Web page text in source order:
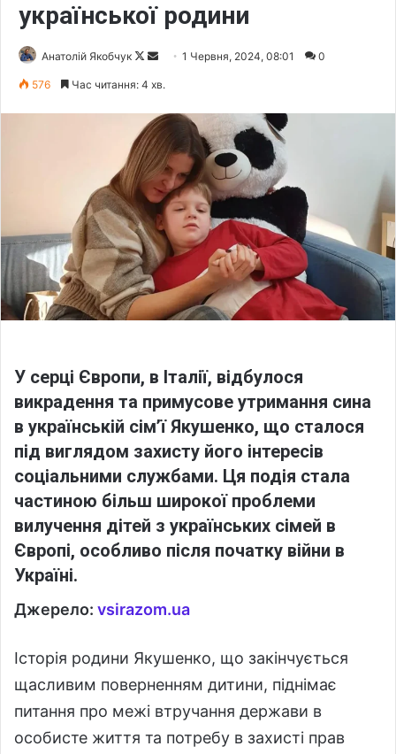
української родини
Анатолій Якобчук
F
l
o
w
o
n
X
d
a
n
e
m
a
i
l
1 Червня, 2024, 08:01 0
576 Час читання: 4 хв.
У серці Європи, в Італії, відбулося
викрадення та примусове утримання сина
в українській сім’ї Якушенко, що сталося
під виглядом захисту його інтересів
соціальними службами. Ця подія стала
частиною більш широкої проблеми
вилучення дітей з українських сімей в
Європі, особливо після початку війни в
Україні.
Джерело: vsirazom.ua
Історія родини Якушенко, що закінчується
щасливим поверненням дитини, піднімає
питання про межі втручання держави в
особисте життя та потребу в захисті прав